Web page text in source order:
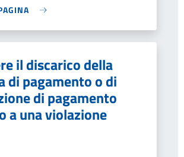
il discarico della
di pagamento o di
di pagamento
a una violazione